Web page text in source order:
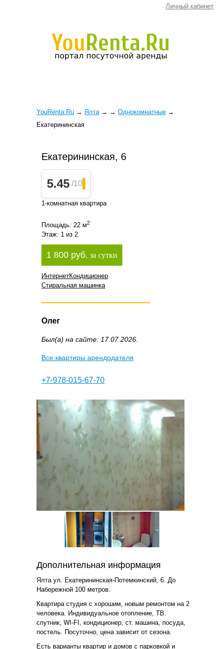
Личный кабинет
YouRenta.Ru → Ялта → → Однокомнатные →
Екатерининская
Екатерининская, 6
5.45 /10
1-комнатная квартира
Площадь: 22 м2
Этаж: 1 из 2
1 800 руб. за сутки
ИнтернетКондиционер
Стиральная машинка
Олег
Был(а) на сайте: 17.07.2026.
Все квартиры арендодателя
+7-978-015-67-70
Дополнительная информация
Ялта ул. Екатерининская-Потемкинский, 6. До
Набережной 100 метров.
Квартира студия с хорошим, новым ремонтом на 2
человека. Индивидуальное отопление, ТВ.
спутник, WI-FI, кондиционер, ст. машина, посуда,
постель. Посуточно, цена зависит от сезона.
Есть варианты квартир и домов с парковкой и